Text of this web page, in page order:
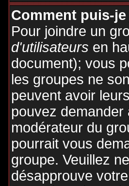
Comment puis-
Pour joindre un
d'utilisateursen
document); vous
les groupes ne
peuvent avoir
pouvez demander
modérateur du
pourrait vous
groupe. Veuillez
désapprouve